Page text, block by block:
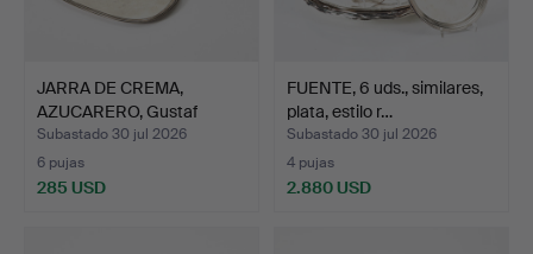
JARRA DE CREMA,
AZUCARERO, Gustaf
Jansson …
Subastado 30 jul 2026
6 pujas
285 USD
FUENTE, 6 uds., similares,
plata, estilo r…
Subastado 30 jul 2026
4 pujas
2.880 USD